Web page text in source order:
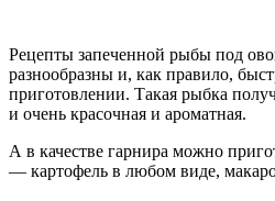
Рецепты запеченной рыбы под
разнообразны и, как правило,
приготовлении. Такая рыбка
и очень красочная и ароматная.
А в качестве гарнира можно
— картофель в любом виде,